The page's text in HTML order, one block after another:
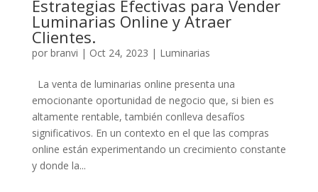
Estrategias Efectivas para Vender
Luminarias Online y Atraer
Clientes.
por branvi | Oct 24, 2023 | Luminarias
La venta de luminarias online presenta una
emocionante oportunidad de negocio que, si bien es
altamente rentable, también conlleva desafíos
significativos. En un contexto en el que las compras
online están experimentando un crecimiento constante
y donde la...